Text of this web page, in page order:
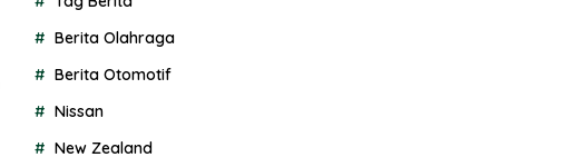
Berita Olahraga
Berita Otomotif
Nissan
New Zealand